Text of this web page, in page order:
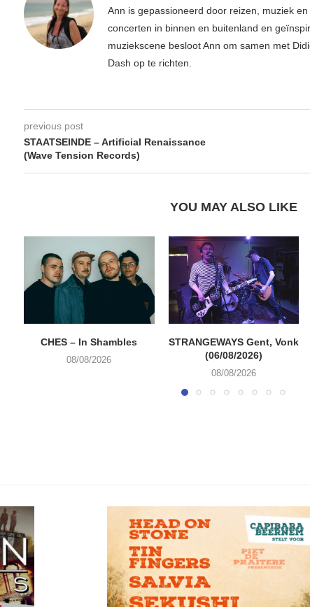
Ann is gepassioneerd door reizen, muziek
concerten in binnen en buitenland en
muziekscene besloot Ann om samen met
Dash op te richten.
previous post
STAATSEINDE – Artificial Renaissance
(Wave Tension Records)
YOU MAY ALSO LIKE
CHES – In Shambles
08/08/2026
STRANGEWAYS Gent, Vonk
(06/08/2026)
08/08/2026